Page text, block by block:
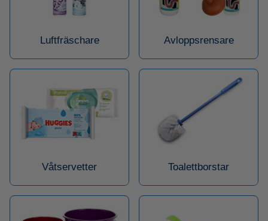
Luftfräschare Avloppsrensare
Våtservetter Toalettborstar